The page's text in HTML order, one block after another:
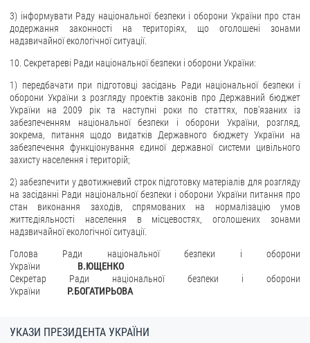
3) інформувати Раду національної безпеки і оборони України про стан
додержання законності на територіях, що оголошені зонами
надзвичайної екологічної ситуації.
10. Секретареві Ради національної безпеки і оборони України:
1) передбачати при підготовці засідань Ради національної безпеки і
оборони України з розгляду проектів законів про Державний бюджет
України на 2009 рік та наступні роки по статтях, пов'язаних із
забезпеченням національної безпеки і оборони України, розгляд,
зокрема, питання щодо видатків Державного бюджету України на
забезпечення функціонування єдиної державної системи цивільного
захисту населення і територій;
2) забезпечити у двотижневий строк підготовку матеріалів для розгляду
на засіданні Ради національної безпеки і оборони України питання про
стан виконання заходів, спрямованих на нормалізацію умов
життєдіяльності населення в місцевостях, оголошених зонами
надзвичайної екологічної ситуації.
Голова Ради національної безпеки і оборони
України В.ЮЩЕНКО
Секретар Ради національної безпеки і оборони
України Р.БОГАТИРЬОВА
УКАЗИ ПРЕЗИДЕНТА УКРАЇНИ